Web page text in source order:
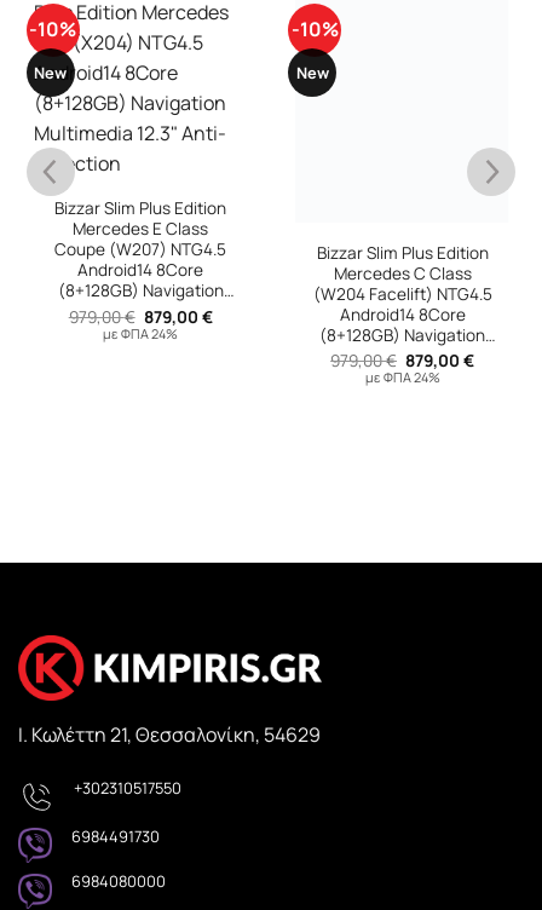
-10%
New
Bizzar Slim Plus Edition
Mercedes E Class
Coupe (W207) NTG4.5
Android14 8Core
(8+128GB) Navigation
Multimedia 12.3″ Anti-
reflection
979,00€ Original
price
879,00 €Η
με ΦΠΑ 24%
-10%
New
(W204 Facelift) NTG4.5
Android14 8Core
(8+128GB) Navigation
Multimedia 12.3″ Anti-
reflection
979,00€ Original
price
was:
979,00 €.
879,00€
τιμή
είναι:
με ΦΠΑ 24%
Ι. Κωλέττη 21, Θεσσαλονίκη, 54629
+302310517550
6984491730
6984080000